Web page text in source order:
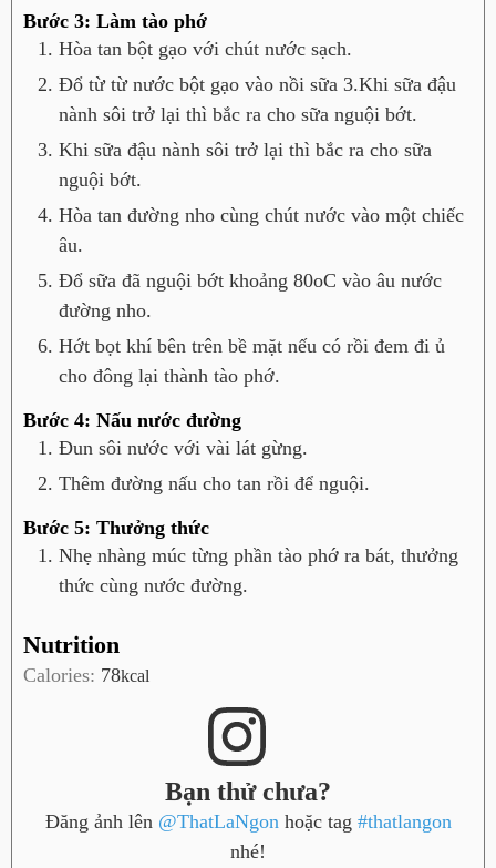
Bước 3: Làm tào phớ
Hòa tan bột gạo với chút nước sạch.
Đổ từ từ nước bột gạo vào nồi sữa 3.Khi sữa đậu
nành sôi trở lại thì bắc ra cho sữa nguội bớt.
Khi sữa đậu nành sôi trở lại thì bắc ra cho sữa
nguội bớt.
Hòa tan đường nho cùng chút nước vào một chiếc
âu.
Đổ sữa đã nguội bớt khoảng 80oC vào âu nước
đường nho.
Hớt bọt khí bên trên bề mặt nếu có rồi đem đi ủ
cho đông lại thành tào phớ.
Bước 4: Nấu nước đường
Đun sôi nước với vài lát gừng.
Thêm đường nấu cho tan rồi để nguội.
Bước 5: Thưởng thức
Nhẹ nhàng múc từng phần tào phớ ra bát, thưởng
thức cùng nước đường.
Nutrition
Calories: 78kcal
Bạn thử chưa?
Đăng ảnh lên @ThatLaNgon hoặc tag #thatlangon
nhé!